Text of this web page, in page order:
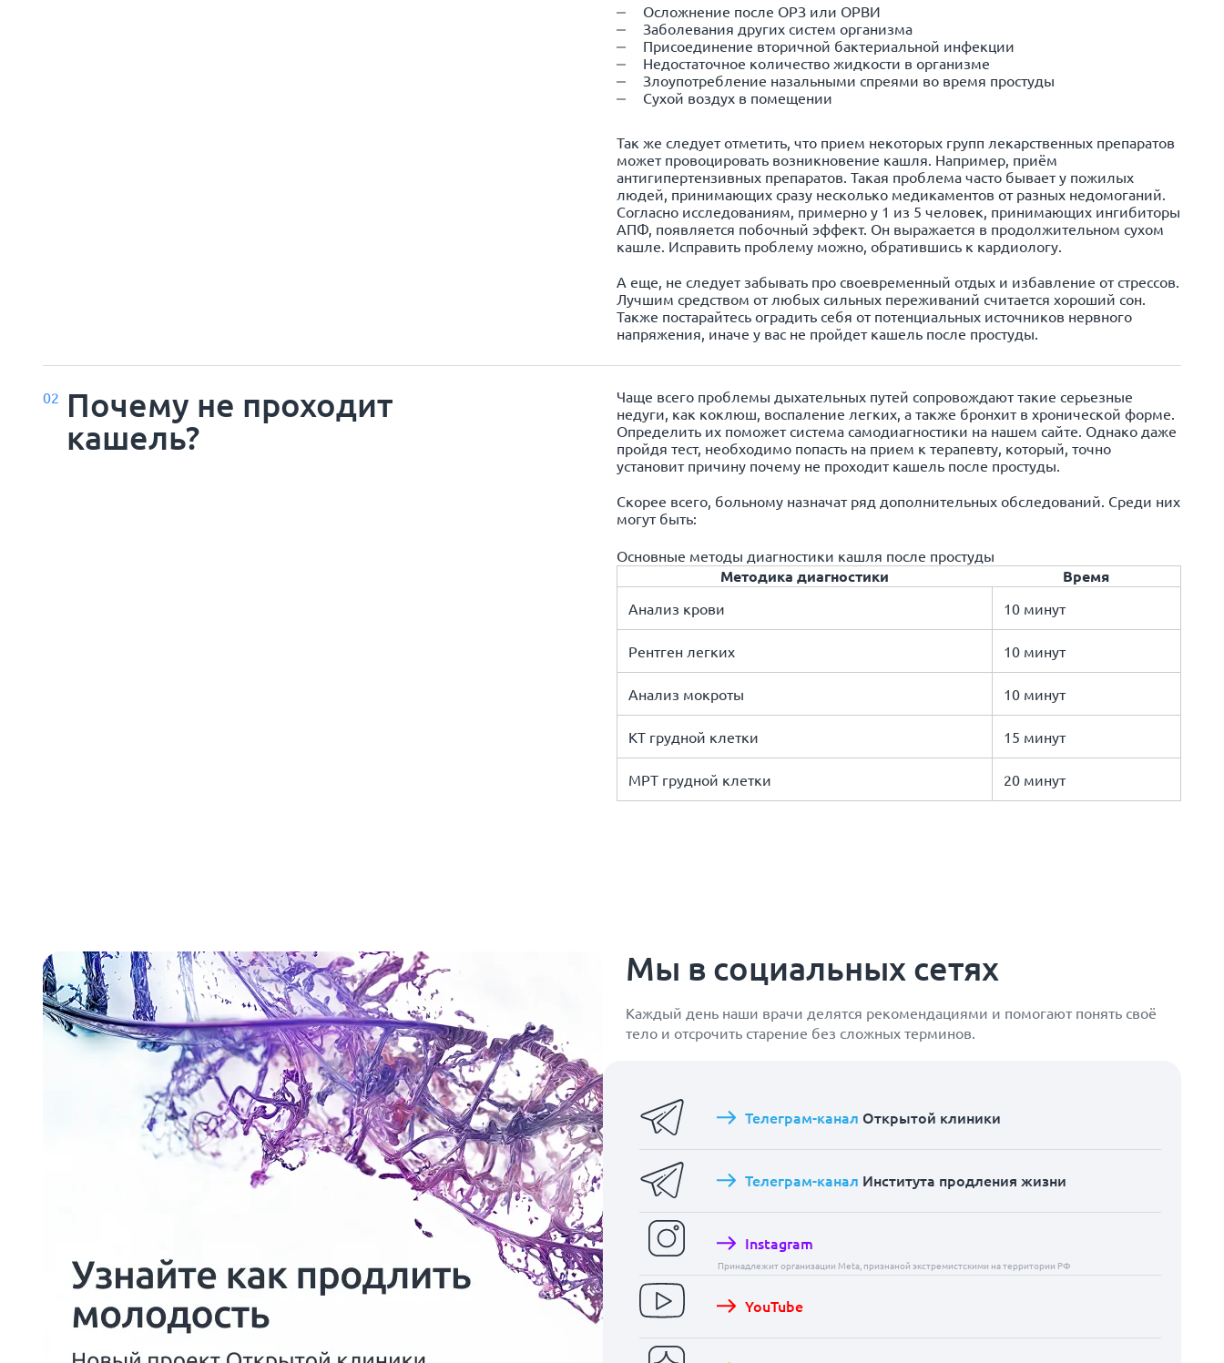
Осложнение после ОРЗ или ОРВИ
Заболевания других систем организма
Присоединение вторичной бактериальной инфекции
Недостаточное количество жидкости в организме
Злоупотребление назальными спреями во время простуды
Сухой воздух в помещении
Так же следует отметить, что прием некоторых групп лекарственных препаратов
может провоцировать возникновение кашля. Например, приём
антигипертензивных препаратов. Такая проблема часто бывает у пожилых
людей, принимающих сразу несколько медикаментов от разных недомоганий.
Согласно исследованиям, примерно у 1 из 5 человек, принимающих ингибиторы
АПФ, появляется побочный эффект. Он выражается в продолжительном сухом
кашле. Исправить проблему можно, обратившись к кардиологу.
А еще, не следует забывать про своевременный отдых и избавление от стрессов.
Лучшим средством от любых сильных переживаний считается хороший сон.
Также постарайтесь оградить себя от потенциальных источников нервного
напряжения, иначе у вас не пройдет кашель после простуды.
02 Почему не проходит
кашель?
Чаще всего проблемы дыхательных путей сопровождают такие серьезные
недуги, как коклюш, воспаление легких, а также бронхит в хронической форме.
Определить их поможет система самодиагностики на нашем сайте. Однако даже
пройдя тест, необходимо попасть на прием к терапевту, который, точно
установит причину почему не проходит кашель после простуды.
Скорее всего, больному назначат ряд дополнительных обследований. Среди них
могут быть:
Основные методы диагностики кашля после простуды
Методика диагностики Время
Анализ крови 10 минут
Рентген легких 10 минут
Анализ мокроты 10 минут
КТ грудной клетки 15 минут
МРТ грудной клетки 20 минут
Мы в социальных сетях
Каждый день наши врачи делятся рекомендациями и помогают понять своё
тело и отсрочить старение без сложных терминов.
Телеграм-канал Открытой клиники
Телеграм-канал Института продления жизни
Instagram
Принадлежит организации Meta, признаной экстремистскими на территории РФ
YouTube